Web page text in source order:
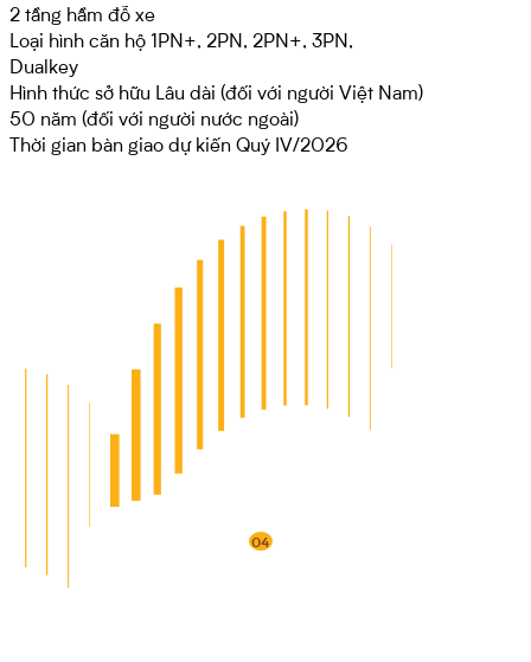
2 tầng hầm đỗ xe
Loại hình căn hộ 1PN+, 2PN, 2PN+, 3PN,
Dualkey
Hình thức sở hữu Lâu dài (đối với người Việt Nam)
50 năm (đối với người nước ngoài)
Thời gian bàn giao dự kiến Quý IV/2026
04